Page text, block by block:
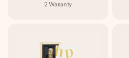
2 Warianty